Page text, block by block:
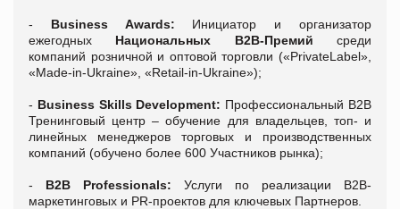
- Business Awards: Инициатор и организатор
ежегодных Национальных В2В-Премий среди
компаний розничной и оптовой торговли («PrivateLabel»,
«Made-in-Ukraine», «Retail-in-Ukraine»);
- Business Skills Development: Профессиональный В2В
Тренинговый центр – обучение для владельцев, топ- и
линейных менеджеров торговых и производственных
компаний (обучено более 600 Участников рынка);
- B2B Professionals: Услуги по реализации В2В-
маркетинговых и PR-проектов для ключевых Партнеров.